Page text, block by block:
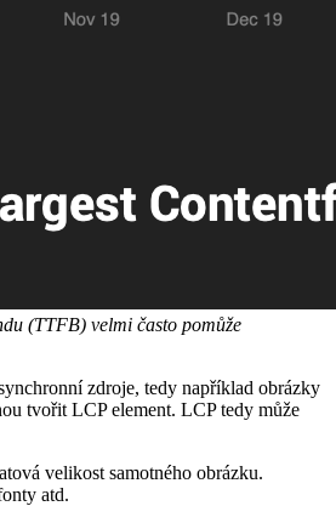
(TTFB) velmi často pomůže
zdroje, tedy například obrázky
tvořit LCP element. LCP tedy může
velikost samotného obrázku.
atd.